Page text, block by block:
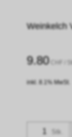
Weinkelch
9.80 /
inkl. 8.1% MwSt.
Stk.